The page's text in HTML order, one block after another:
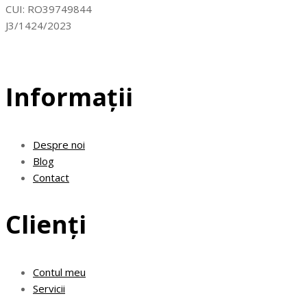
CUI: RO39749844
J3/1424/2023
Informații
Despre noi
Blog
Contact
Clienți
Contul meu
Servicii